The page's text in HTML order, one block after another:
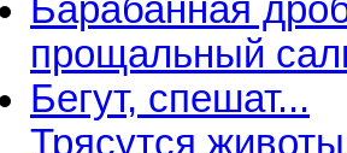
Барабанная
прощальный
Бегут, спешат...
Трясутся животы